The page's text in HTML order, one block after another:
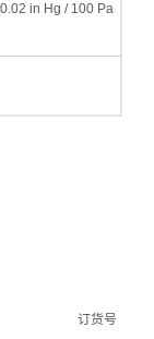
in Hg / 100 Pa
订货号